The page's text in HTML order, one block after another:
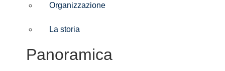
Organizzazione
La storia
Panoramica